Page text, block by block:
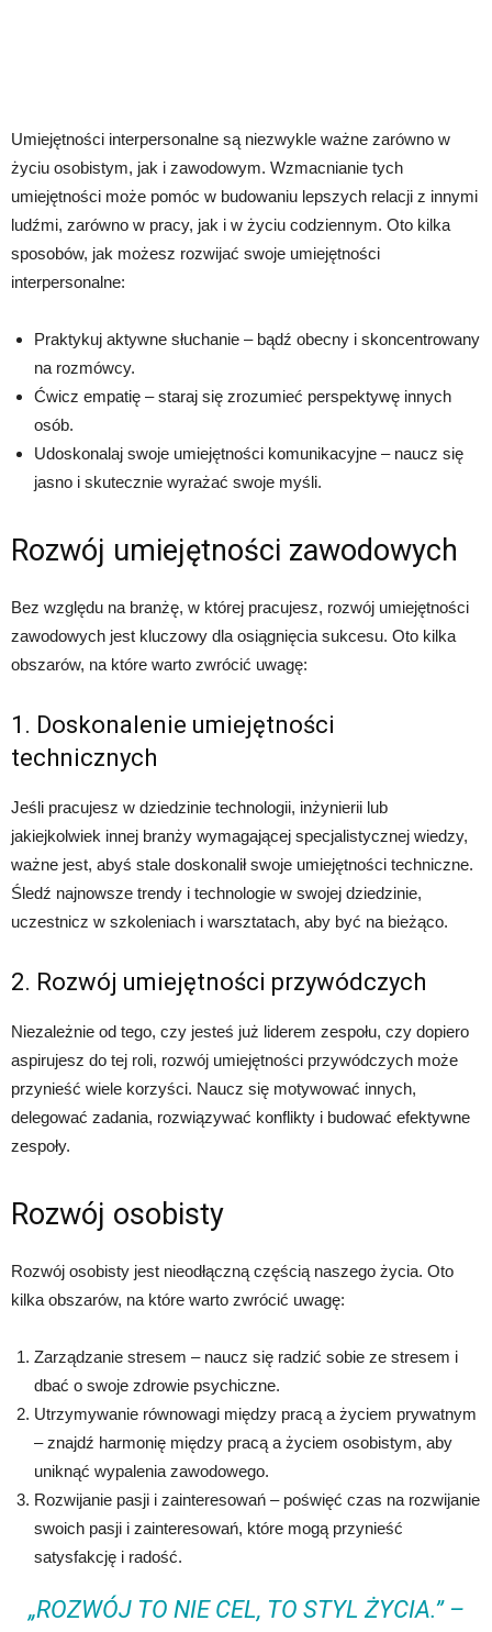
Umiejętności interpersonalne są niezwykle ważne zarówno w
życiu osobistym, jak i zawodowym. Wzmacnianie tych
umiejętności może pomóc w budowaniu lepszych relacji z innymi
ludźmi, zarówno w pracy, jak i w życiu codziennym. Oto kilka
sposobów, jak możesz rozwijać swoje umiejętności
interpersonalne:
Praktykuj aktywne słuchanie – bądź obecny i skoncentrowany
na rozmówcy.
Ćwicz empatię – staraj się zrozumieć perspektywę innych
osób.
Udoskonalaj swoje umiejętności komunikacyjne – naucz się
jasno i skutecznie wyrażać swoje myśli.
Rozwój umiejętności zawodowych
Bez względu na branżę, w której pracujesz, rozwój umiejętności
zawodowych jest kluczowy dla osiągnięcia sukcesu. Oto kilka
obszarów, na które warto zwrócić uwagę:
1. Doskonalenie umiejętności
technicznych
Jeśli pracujesz w dziedzinie technologii, inżynierii lub
jakiejkolwiek innej branży wymagającej specjalistycznej wiedzy,
ważne jest, abyś stale doskonalił swoje umiejętności techniczne.
Śledź najnowsze trendy i technologie w swojej dziedzinie,
uczestnicz w szkoleniach i warsztatach, aby być na bieżąco.
2. Rozwój umiejętności przywódczych
Niezależnie od tego, czy jesteś już liderem zespołu, czy dopiero
aspirujesz do tej roli, rozwój umiejętności przywódczych może
przynieść wiele korzyści. Naucz się motywować innych,
delegować zadania, rozwiązywać konflikty i budować efektywne
zespoły.
Rozwój osobisty
Rozwój osobisty jest nieodłączną częścią naszego życia. Oto
kilka obszarów, na które warto zwrócić uwagę:
Zarządzanie stresem – naucz się radzić sobie ze stresem i
dbać o swoje zdrowie psychiczne.
Utrzymywanie równowagi między pracą a życiem prywatnym
– znajdź harmonię między pracą a życiem osobistym, aby
uniknąć wypalenia zawodowego.
Rozwijanie pasji i zainteresowań – poświęć czas na rozwijanie
swoich pasji i zainteresowań, które mogą przynieść
satysfakcję i radość.
„ROZWÓJ TO NIE CEL, TO STYL ŻYCIA.” –